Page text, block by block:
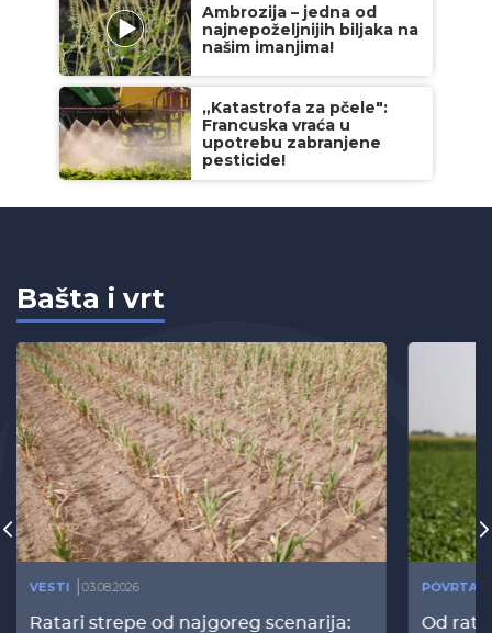
Ambrozija – jedna od
najnepoželjnijih biljaka na
našim imanjima!
„Katastrofa za pčele":
Francuska vraća u
upotrebu zabranjene
pesticide!
Bašta i vrt
VESTI 03.08.2026
Ratari strepe od najgoreg scenarija:
Od